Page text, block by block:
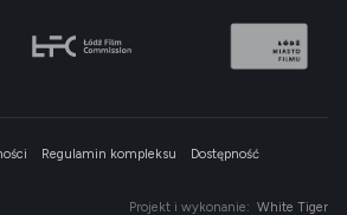
Regulamin kompleksu Dostępność
Projekt i wykonanie: White Tiger